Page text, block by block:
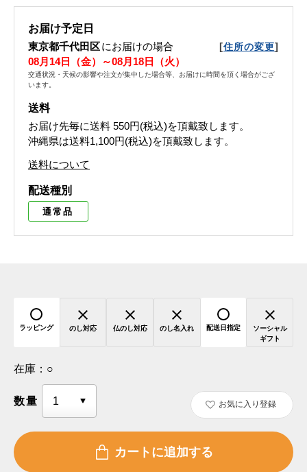
お届け予定日
東京都千代田区にお届けの場合 [住所の変更]
08月14日（金）～08月18日（火）
交通状況・天候の影響や注文が集中した場合等、お届けに時間を頂く場合がござ
います。
送料
お届け先毎に送料 550円(税込)を頂戴致します。
沖縄県は送料1,100円(税込)を頂戴致します。
送料について
配送種別
通常品
ラッピング のし対応 仏のし対応 のし名入れ 配送日指定
ソーシャル
ギフト
在庫： ○
数量 お気に入り登録